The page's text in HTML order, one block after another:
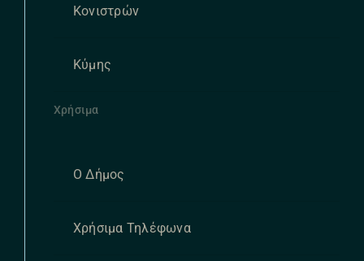
Κονιστρών
Κύμης
Χρήσιμα
Ο Δήμος
Χρήσιμα Τηλέφωνα